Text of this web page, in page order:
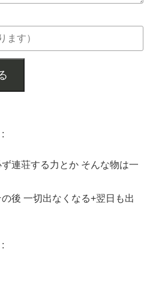
連荘する力とか そんな物は一
後 一切出なくなる+翌日も出